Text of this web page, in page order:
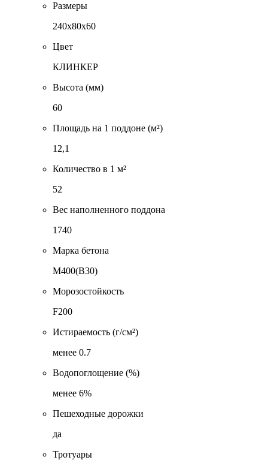
Размеры
240x80x60
Цвет
КЛИНКЕР
Высота (мм)
60
Площадь на 1 поддоне (м²)
12,1
Количество в 1 м²
52
Вес наполненного поддона
1740
Марка бетона
М400(В30)
Морозостойкость
F200
Истираемость (г/см²)
менее 0.7
Водопоглощение (%)
менее 6%
Пешеходные дорожки
да
Тротуары